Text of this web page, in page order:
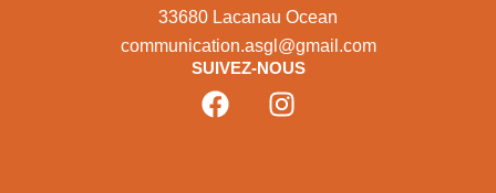
33680 Lacanau Ocean
communication.asgl@gmail.com
SUIVEZ-NOUS